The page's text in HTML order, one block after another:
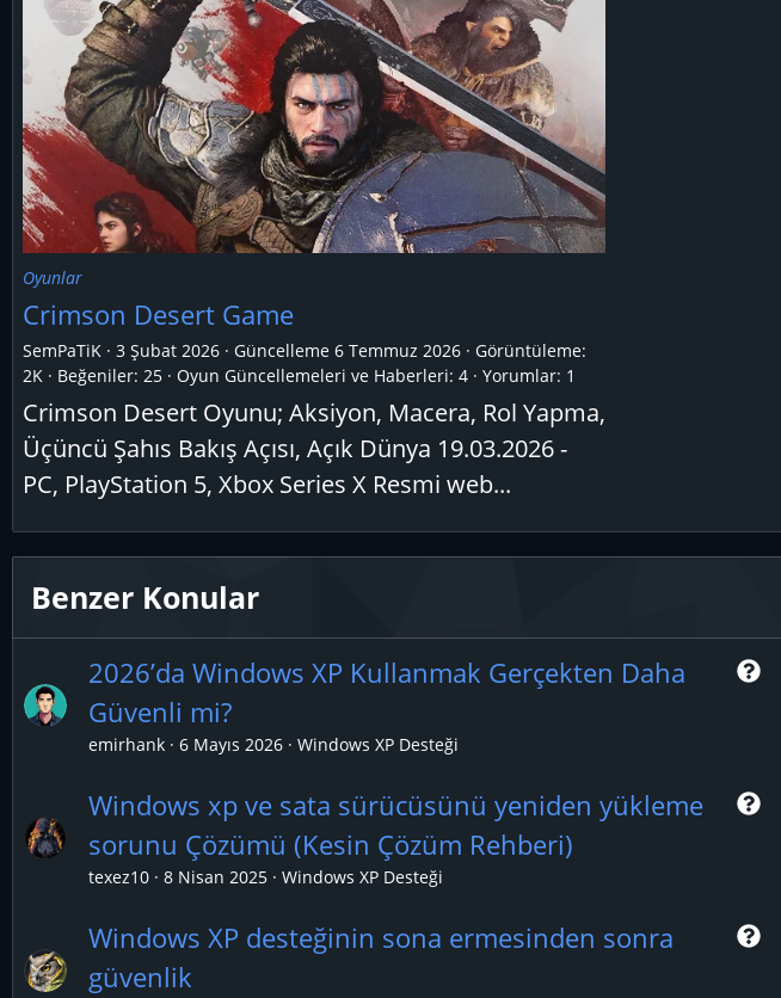
Oyunlar
Crimson Desert Game
SemPaTiK 3 Şubat 2026 Güncelleme 6 Temmuz 2026
Görüntüleme:
2K
Beğeniler: 25 Oyun Güncellemeleri ve Haberleri: 4 Yorumlar: 1
Crimson Desert Oyunu; Aksiyon, Macera, Rol Yapma,
Üçüncü Şahıs Bakış Açısı, Açık Dünya 19.03.2026 -
PC, PlayStation 5, Xbox Series X Resmi web...
Benzer Konular
S
2026’da Windows XP Kullanmak Gerçekten Daha
Güvenli mi?
emirhank 6 Mayıs 2026 Windows XP Desteği
S
Windows xp ve sata sürücüsünü yeniden yükleme
sorunu Çözümü (Kesin Çözüm Rehberi)
texez10 8 Nisan 2025 Windows XP Desteği
S
Windows XP desteğinin sona ermesinden sonra
güvenlik